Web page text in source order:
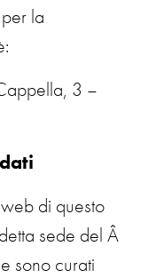
la
3 –
di questo
sede del Â
sono curati